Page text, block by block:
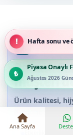
SUNUM VE
Pamuk
müşteri
Ürün kalitesi,
hakkında
Piyasa Onaylı
Ağustos 2026
Hafta sonu ve
Ana Sayfa